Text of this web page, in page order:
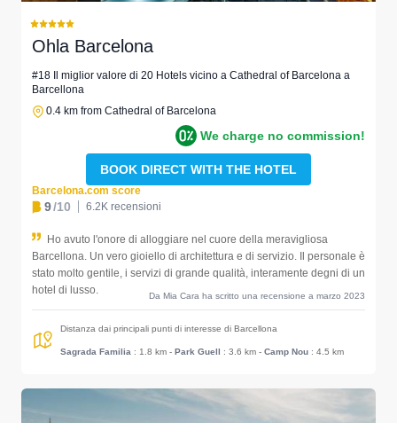
Ohla Barcelona
#18 Il miglior valore di 20 Hotels vicino a Cathedral of Barcelona a
Barcellona
0.4 km from Cathedral of Barcelona
We charge no commission!
BOOK DIRECT WITH THE HOTEL
Barcelona.com score
9/10 6.2K recensioni
Ho avuto l'onore di alloggiare nel cuore della meravigliosa
Barcellona. Un vero gioiello di architettura e di servizio. Il personale è
stato molto gentile, i servizi di grande qualità, interamente degni di un
hotel di lusso.
Da Mia Cara ha scritto una recensione a marzo 2023
Distanza dai principali punti di interesse di Barcellona
Sagrada Familia : 1.8 km - Park Guell : 3.6 km - Camp Nou : 4.5 km